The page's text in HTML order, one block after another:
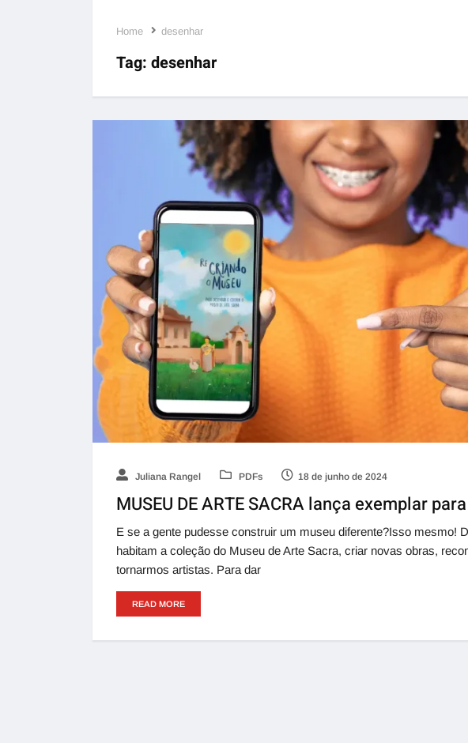
Home desenhar
Tag: desenhar
Juliana Rangel PDFs 18 de junho de 2024
MUSEU DE ARTE SACRA lança exemplar
E se a gente pudesse construir um museu diferente?Isso mesmo!
habitam a coleção do Museu de Arte Sacra, criar novas obras,
tornarmos artistas. Para dar
READ MORE